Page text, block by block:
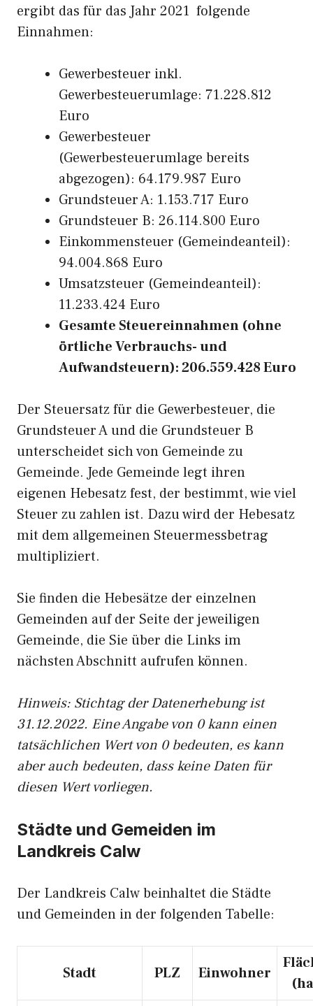
ergibt das für das Jahr 2021 folgende
Einnahmen:
Gewerbesteuer inkl.
Gewerbesteuerumlage: 71.228.812
Euro
Gewerbesteuer
(Gewerbesteuerumlage bereits
abgezogen): 64.179.987 Euro
Grundsteuer A: 1.153.717 Euro
Grundsteuer B: 26.114.800 Euro
Einkommensteuer (Gemeindeanteil):
94.004.868 Euro
Umsatzsteuer (Gemeindeanteil):
11.233.424 Euro
Gesamte Steuereinnahmen (ohne
örtliche Verbrauchs- und
Aufwandsteuern): 206.559.428 Euro
Der Steuersatz für die Gewerbesteuer, die
Grundsteuer A und die Grundsteuer B
unterscheidet sich von Gemeinde zu
Gemeinde. Jede Gemeinde legt ihren
eigenen Hebesatz fest, der bestimmt, wie viel
Steuer zu zahlen ist. Dazu wird der Hebesatz
mit dem allgemeinen Steuermessbetrag
multipliziert.
Sie finden die Hebesätze der einzelnen
Gemeinden auf der Seite der jeweiligen
Gemeinde, die Sie über die Links im
nächsten Abschnitt aufrufen können.
Hinweis: Stichtag der Datenerhebung ist
31.12.2022. Eine Angabe von 0 kann einen
tatsächlichen Wert von 0 bedeuten, es kann
aber auch bedeuten, dass keine Daten für
diesen Wert vorliegen.
Städte und Gemeiden im
Landkreis Calw
Der Landkreis Calw beinhaltet die Städte
und Gemeinden in der folgenden Tabelle:
Stadt PLZ Einwohner